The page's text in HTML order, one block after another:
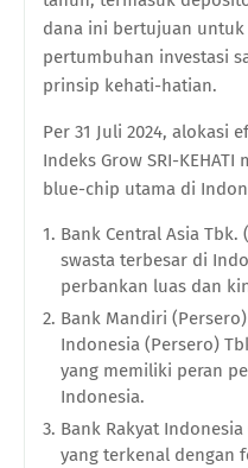
dana ini bertujuan
pertumbuhan investasi
prinsip kehati-hatian.
Per 31 Juli 2024, alokasi
Indeks Grow SRI-
blue-chip utama di
Bank Central Asia Tbk.
swasta terbesar di
perbankan luas dan
Bank Mandiri
Indonesia (Persero)
yang memiliki peran
Indonesia.
Bank Rakyat
yang terkenal dengan